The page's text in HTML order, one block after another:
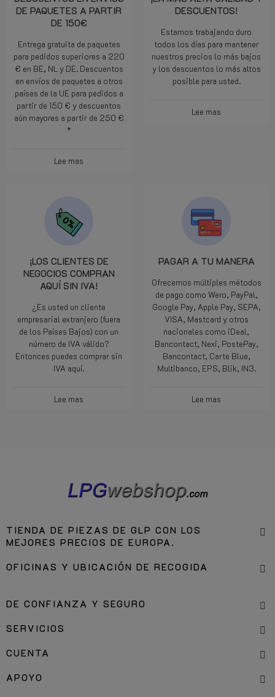
DESCUENTOS EN ENVÍOS
DE PAQUETES A PARTIR
Entrega gratuita de paquetes
para pedidos superiores a 220
€ en BE, NL y DE. Descuentos
en envíos de paquetes a otros
países de la UE para pedidos a
partir de 150 € y descuentos
aún mayores a partir de 250 €
¡LA MÁS ALTA CALIDAD Y
Estamos trabajando duro
todos los días para mantener
nuestros precios lo más bajos
y los descuentos lo más altos
¡LOS CLIENTES DE
NEGOCIOS COMPRAN
¿Es usted un cliente
empresarial extranjero (fuera
de los Países Bajos) con un
número de IVA válido?
Entonces puedes comprar sin
Ofrecemos múltiples métodos
de pago como Wero, PayPal,
Google Pay, Apple Pay, SEPA,
VISA, Mastcard y otros
nacionales como iDeal,
Bancontact, Nexi, PostePay,
Bancontact, Carte Blue,
TIENDA DE PIEZAS DE GLP CON LOS